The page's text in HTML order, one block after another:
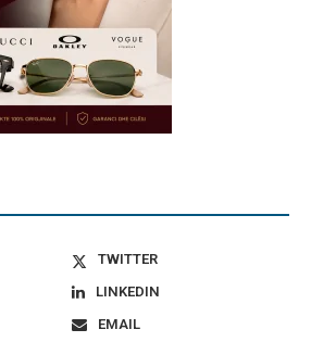
TWITTER
LINKEDIN
EMAIL